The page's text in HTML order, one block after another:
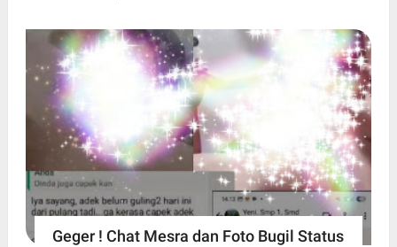
Geger ! Chat Mesra dan Foto Bugil Status